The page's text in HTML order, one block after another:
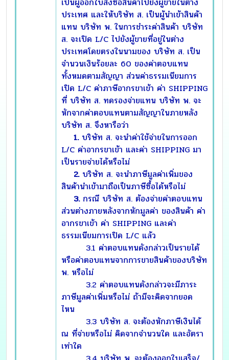
ประเทศ และให้บริษัท ส. เป็นผู้นำเข้าสินค้า
แทน บริษัท พ. ในการชำระค่าสินค้า บริษัท
ส. จะเปิด L/C ไปยังผู้ขายที่อยู่ในต่าง
ประเทศโดยตรงในนามของ บริษัท ส. เป็น
จำนวนเงินร้อยละ 60 ของค่าตอบแทน
ทั้งหมดตามสัญญา ส่วนค่าธรรมเนียมการ
เปิด L/C ค่าภาษีอากรขาเข้า ค่า SHIPPING
ที่ บริษัท ส. ทดรองจ่ายแทน บริษัท พ. จะ
หักจากค่าตอบแทนตามสัญญาในภายหลัง
บริษัท ส. จึงหารือว่า
1.บริษัท ส. จะนำค่าใช้จ่ายในการออก
L/C ค่าอากรขาเข้า และค่า SHIPPING มา
เป็นรายจ่ายได้หรือไม่
2.บริษัท ส. จะนำภาษีมูลค่าเพิ่มของ
สินค้านำเข้ามาถือเป็นภาษีซื้อได้หรือไม่
3.กรณี บริษัท ส. ต้องจ่ายค่าตอบแทน
ส่วนต่างภายหลังจากหักมูลค่า ของสินค้า ค่า
อากรขาเข้า ค่า SHIPPING และค่า
ธรรมเนียมการเปิด L/C แล้ว
3.1 ค่าตอบแทนดังกล่าวเป็นรายได้
หรือค่าตอบแทนจากการขายสินค้าของบริษัท
พ. หรือไม่
3.2 ค่าตอบแทนดังกล่าวจะมีภาระ
ภาษีมูลค่าเพิ่มหรือไม่ ถ้ามีจะคิดจากยอด
ไหน
3.3 บริษัท ส. จะต้องหักภาษีเงินได้
ณ ที่จ่ายหรือไม่ คิดจากจำนวนใด และอัตรา
เท่าใด